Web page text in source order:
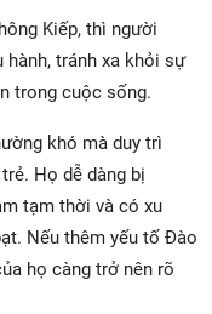
Kiếp, thì người
tránh xa khỏi sự
trong cuộc sống.
khó mà duy trì
Họ dễ dàng bị
tạm thời và có xu
Nếu thêm yếu tố Đào
họ càng trở nên rõ